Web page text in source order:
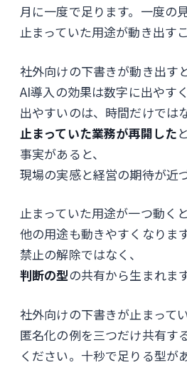
月に一度で足ります。一度の見
止まっていた用途が動き出す
社外向けの下書きが動き出すと
AI導入の効果は数字に出やすく
出やすいのは、時間だけではな
止まっていた業務が再開した
事実があると、
現場の実感と経営の期待が近
止まっていた用途が一つ動くと
他の用途も動きやすくなりま
禁止の解除ではなく、
判断の型の共有から生まれます
社外向けの下書きが止まって
匿名化の例を三つだけ共有す
ください。十秒で足りる型が